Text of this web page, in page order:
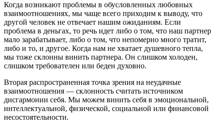
Когда возникают проблемы в обусловленных любовных
взаимоотношениях, мы чаще всего приходим к выводу, что
другой человек не отвечает нашим ожиданиям. Если
проблема в деньгах, то речь идет либо о том, что наш партнер
мало зарабатывает, либо о том, что непомерно много тратит,
либо и то, и другое. Когда нам не хватает душевного тепла,
мы тоже склонны винить партнера. Он слишком холоден,
слишком требователен или беден духовно.
Вторая распространенная точка зрения на неудачные
взаимоотношения — склонность считать источником
дисгармонии себя. Мы можем винить себя в эмоциональной,
интеллектуальной, физической, социальной или финансовой
несостоятельности.